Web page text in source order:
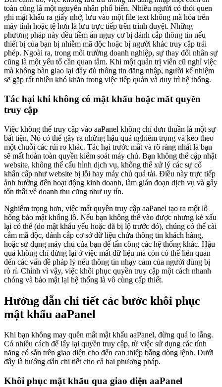
toàn cũng là một nguyên nhân phổ biến. Nhiều người có thói quen
ghi mật khẩu ra giấy nhớ, lưu vào một file text không mã hóa trên
máy tính hoặc tệ hơn là lưu trực tiếp trên trình duyệt. Những
phương pháp này đều tiềm ẩn nguy cơ bị đánh cắp thông tin nếu
thiết bị của bạn bị nhiễm mã độc hoặc bị người khác truy cập trái
phép. Ngoài ra, trong môi trường doanh nghiệp, sự thay đổi nhân sự
cũng là một yếu tố cần quan tâm. Khi một quản trị viên cũ nghỉ việc
mà không bàn giao lại đầy đủ thông tin đăng nhập, người kế nhiệm
sẽ gặp rất nhiều khó khăn trong việc tiếp quản và duy trì hệ thống.
Tác hại khi không có mật khẩu hoặc mất quyền
truy cập
Việc không thể truy cập vào aaPanel không chỉ đơn thuần là một sự
bất tiện. Nó có thể gây ra những hậu quả nghiêm trọng và kéo theo
một chuỗi các rủi ro khác. Tác hại trước mắt và rõ ràng nhất là bạn
sẽ mất hoàn toàn quyền kiểm soát máy chủ. Bạn không thể cập nhật
website, không thể cấu hình dịch vụ, không thể xử lý các sự cố
khẩn cấp như website bị lỗi hay máy chủ quá tải. Điều này trực tiếp
ảnh hưởng đến hoạt động kinh doanh, làm gián đoạn dịch vụ và gây
tổn thất về doanh thu cũng như uy tín.
Nghiêm trọng hơn, việc mất quyền truy cập aaPanel tạo ra một lỗ
hổng bảo mật khổng lồ. Nếu bạn không thể vào được nhưng kẻ xấu
lại có thể (do mật khẩu yếu hoặc đã bị lộ trước đó), chúng có thể cài
cắm mã độc, đánh cắp cơ sở dữ liệu chứa thông tin khách hàng,
hoặc sử dụng máy chủ của bạn để tấn công các hệ thống khác. Hậu
quả không chỉ dừng lại ở việc mất dữ liệu mà còn có thể liên quan
đến các vấn đề pháp lý nếu thông tin nhạy cảm của người dùng bị
rò rỉ. Chính vì vậy, việc khôi phục quyền truy cập một cách nhanh
chóng và bảo mật lại hệ thống là vô cùng cấp thiết.
Hướng dẫn chi tiết các bước khôi phục
mật khẩu aaPanel
Khi bạn không may quên mất mật khẩu aaPanel, đừng quá lo lắng.
Có nhiều cách để lấy lại quyền truy cập, từ việc sử dụng các tính
năng có sẵn trên giao diện cho đến can thiệp bằng dòng lệnh. Dưới
đây là hướng dẫn chi tiết cho cả hai phương pháp.
Khôi phục mật khẩu qua giao diện aaPanel